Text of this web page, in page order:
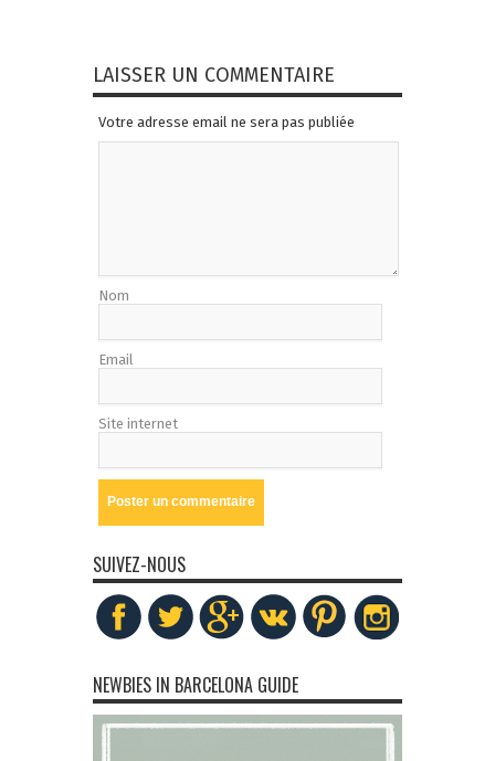
LAISSER UN COMMENTAIRE
Votre adresse email ne sera pas publiée
Nom
Email
Site internet
SUIVEZ-NOUS
NEWBIES IN BARCELONA GUIDE